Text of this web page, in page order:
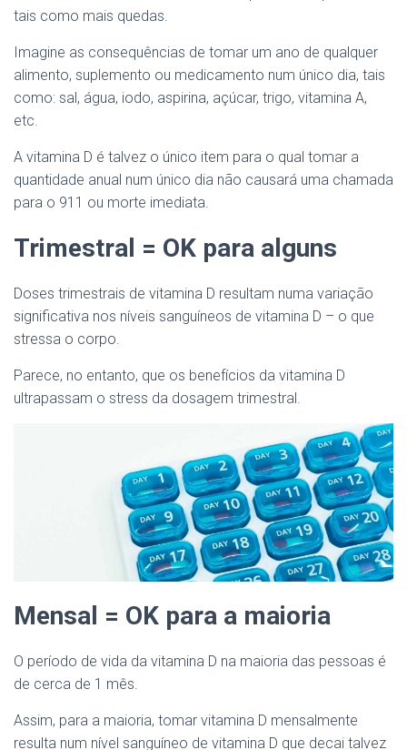
tais como mais quedas.
Imagine as consequências de tomar um ano de qualquer
alimento, suplemento ou medicamento num único dia, tais
como: sal, água, iodo, aspirina, açúcar, trigo, vitamina A,
etc.
A vitamina D é talvez o único item para o qual tomar a
quantidade anual num único dia não causará uma chamada
para o 911 ou morte imediata.
Trimestral = OK para alguns
Doses trimestrais de vitamina D resultam numa variação
significativa nos níveis sanguíneos de vitamina D – o que
stressa o corpo.
Parece, no entanto, que os benefícios da vitamina D
ultrapassam o stress da dosagem trimestral.
Mensal = OK para a maioria
O período de vida da vitamina D na maioria das pessoas é
de cerca de 1 mês.
Assim, para a maioria, tomar vitamina D mensalmente
resulta num nível sanguíneo de vitamina D que decai talvez